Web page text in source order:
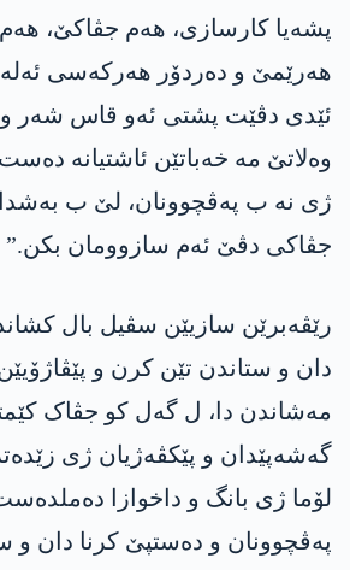
پشەیا کارسازی، ھەم جڤاکێ،
ھەرێمێ و دەردۆر ھەرکەسی
ئێدی دڤێت پشتی ئەو قاس شەر و
وەلاتێ مە خەباتێن ئاشتیانە
ژی نە ب پەڤچوونان، لێ ب
جڤاکی دڤێ ئەم سازوومان بکن.”
رێڤەبرێن سازیێن سڤیل بال
دان و ستاندن تێن کرن و
مەشاندن دا، ل گەل کو جڤاک
گەشەپێدان و پێکڤەژیان ژی
لۆما ژی بانگ و داخوازا
پەڤچوونان و دەستپێ کرنا دان و